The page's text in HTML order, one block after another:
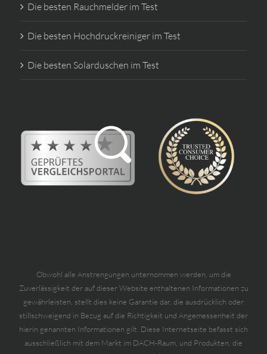
Die besten Rauchmelder im Test
Die besten Hochdruckreiniger im Test
Die besten Solarduschen im Test
Obwohl alle Anstrengungen unternommen werden, um die
Zuverlässigkeit der auf dieser Website enthaltenen Informationen zu
gewährleisten, stellt dies keine Garantie dar, die ausdrücklich oder
stillschweigend in Bezug auf die Richtigkeit und Angemessenheit der
hierin genannten Informationen gilt. Diese Internetseite befasst sich
ausschließlich mit dem Markt im DACH-Raum, und Produkten, die